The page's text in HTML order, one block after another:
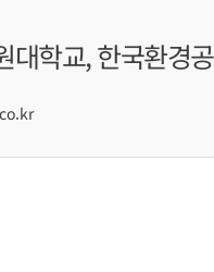
대학교, 한국환경